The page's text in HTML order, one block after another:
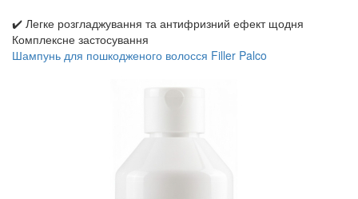
✔️ Легке розгладжування та антифризний ефект щодня
Комплексне застосування
Шампунь для пошкодженого волосся Filler Palco